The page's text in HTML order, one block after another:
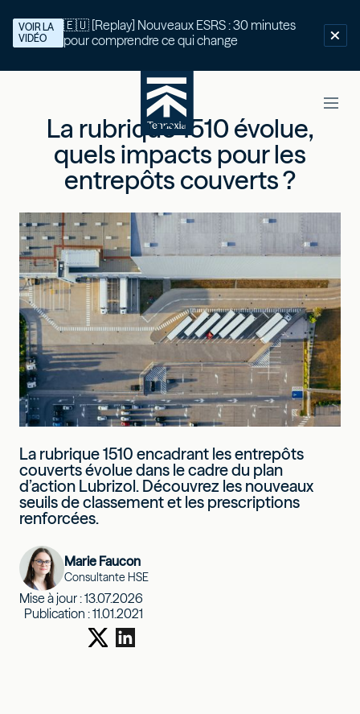
🇪🇺 [Replay] Nouveaux ESRS : 30 minutes
pour comprendre ce qui change
VOIR LA
VIDÉO
La rubrique 1510 évolue,
quels impacts pour les
entrepôts couverts ?
La rubrique 1510 encadrant les entrepôts
couverts évolue dans le cadre du plan
d’action Lubrizol. Découvrez les nouveaux
seuils de classement et les prescriptions
renforcées.
Marie Faucon
Consultante HSE
Mise à jour :13.07.2026
Publication :11.01.2021